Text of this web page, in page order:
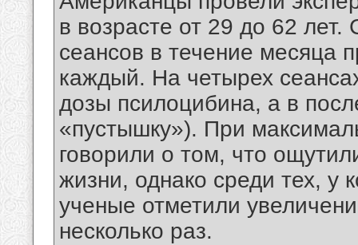
в возрасте от 29 до 62
сеансов в течение месяца
каждый. На четырех
дозы псилоцибина, а в
«пустышку»). При
говорили о том, что
жизни, однако среди тех, у
ученые отметили
несколько раз.